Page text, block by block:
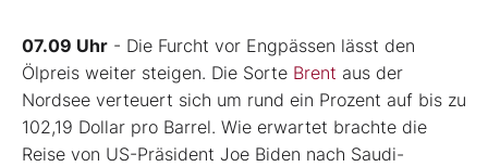
07.09 Uhr - Die Furcht vor Engpässen lässt den
Ölpreis weiter steigen. Die Sorte Brent aus der
Nordsee verteuert sich um rund ein Prozent auf bis zu
102,19 Dollar pro Barrel. Wie erwartet brachte die
Reise von US-Präsident Joe Biden nach Saudi-